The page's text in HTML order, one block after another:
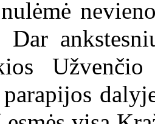
Dar
Užvenčio
parapijos